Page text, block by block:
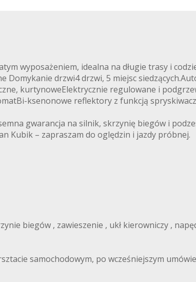
wyposażeniem, idealna na długie trasy i
Domykanie drzwi4 drzwi, 5 miejsc
kurtynoweElektrycznie regulowane i
ksenonowe reflektory z funkcją
gwarancja na silnik, skrzynię biegów i
Kubik – zapraszam do oględzin i jazdy próbnej.
biegów , zawieszenie , ukł kierowniczy ,
samochodowym, po wcześniejszym